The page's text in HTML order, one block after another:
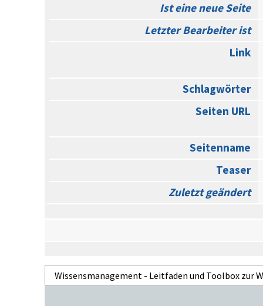
Ist eine neue Seite
Letzter Bearbeiter ist
Link
Schlagwörter
Seiten URL
Seitenname
Teaser
Zuletzt geändert